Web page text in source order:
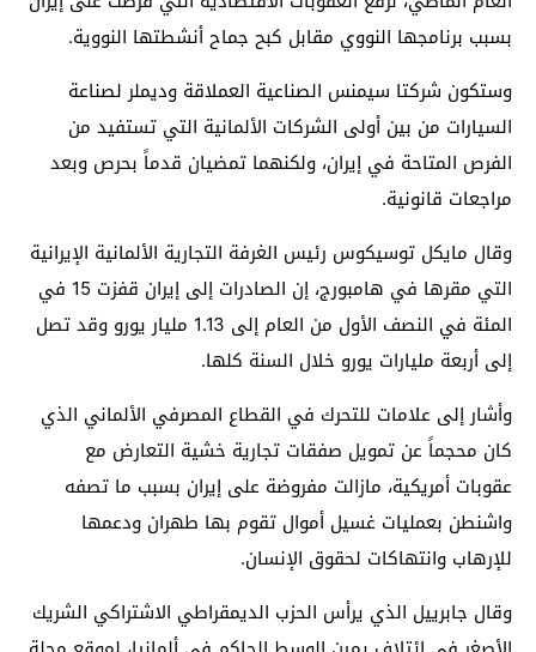
بسبب برنامجها النووي مقابل كبح جماح أنشطتها النووية.
وستكون شركتا سيمنس الصناعية العملاقة وديملر لصناعة
السيارات من بين أولى الشركات الألمانية التي تستفيد من
الفرص المتاحة في إيران، ولكنهما تمضيان قدماً بحرص وبعد
مراجعات قانونية.
وقال مايكل توسيكوس رئيس الغرفة التجارية الألمانية الإيرانية
التي مقرها في هامبورج، إن الصادرات إلى إيران قفزت 15 في
المئة في النصف الأول من العام إلى 1.13 مليار يورو وقد تصل
إلى أربعة مليارات يورو خلال السنة كلها.
وأشار إلى علامات للتحرك في القطاع المصرفي الألماني الذي
كان محجماً عن تمويل صفقات تجارية خشية التعارض مع
عقوبات أمريكية، مازالت مفروضة على إيران بسبب ما تصفه
واشنطن بعمليات غسيل أموال تقوم بها طهران ودعمها
للإرهاب وانتهاكات لحقوق الإنسان.
وقال جابرييل الذي يرأس الحزب الديمقراطي الاشتراكي الشريك